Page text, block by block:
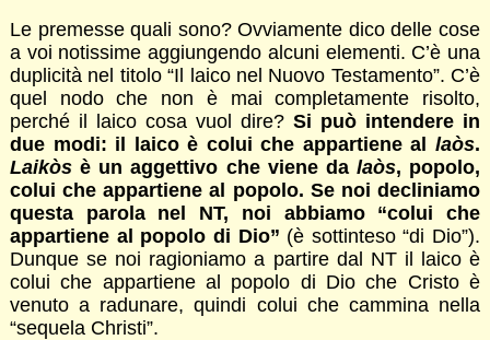
Le premesse quali sono? Ovviamente dico delle cose
a voi notissime aggiungendo alcuni elementi. C’è una
duplicità nel titolo “Il laico nel Nuovo Testamento”. C’è
quel nodo che non è mai completamente risolto,
perché il laico cosa vuol dire?Si può intendere in
due modi: il laico è colui che appartiene allaòs.
Laikòsè un aggettivo che viene da laòs, popolo,
colui che appartiene al popolo. Se noi decliniamo
questa parola nel NT, noi abbiamo “colui che
appartiene al popolo di Dio” (è sottinteso “di Dio”).
Dunque se noi ragioniamo a partire dal NT il laico è
colui che appartiene al popolo di Dio che Cristo è
venuto a radunare, quindi colui che cammina nella
“sequela Christi”.